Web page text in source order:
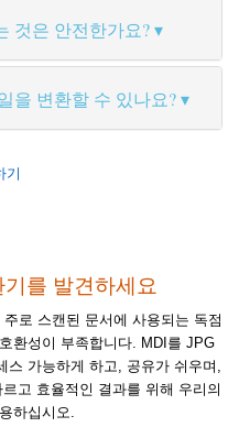
것은 안전한가요?
을 변환할 수 있나요?
기
를 발견하세요
로 스캔된 문서에 사용되는 독점
환성이 부족합니다. MDI를 JPG
스 가능하게 하고, 공유가 쉬우며,
고 효율적인 결과를 위해 우리의
하십시오.